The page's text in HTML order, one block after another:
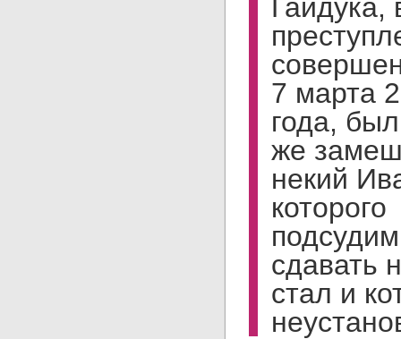
Гайдука,
7 марта
года,
же
некий
которого
сдавать
стал и